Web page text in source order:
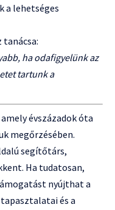
a lehetséges
ha odafigyelünk az
tartunk a
évszázadok óta
megőrzésében.
segítőtárs,
Ha tudatosan,
nyújthat a
és a